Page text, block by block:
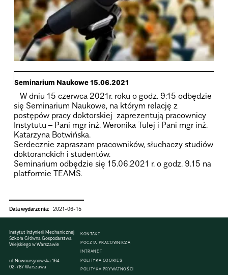
Seminarium Naukowe 15.06.2021
W dniu 15 czerwca 2021r. roku o godz. 9:15 odbędzie
się Seminarium Naukowe, na którym relację z
postępów pracy doktorskiej zaprezentują pracownicy
Instytutu – Pani mgr inż. Weronika Tulej i Pani mgr inż.
Katarzyna Botwińska.
Serdecznie zapraszam pracowników, słuchaczy studiów
doktoranckich i studentów.
Seminarium odbędzie się 15.06.2021 r. o godz. 9.15 na
platformie TEAMS.
Data wydarzenia: 2021-06-15
Instytut Inżynierii Mechanicznej
Szkoła Główna Gospodarstwa
Wiejskiego w Warszawie
ul. Nowoursynowska 164
02-787 Warszawa
KONTAKT
POCZTA PRACOWNICZA
INTRANET
POLITYKA COOKIES
POLITYKA PRYWATNOŚCI